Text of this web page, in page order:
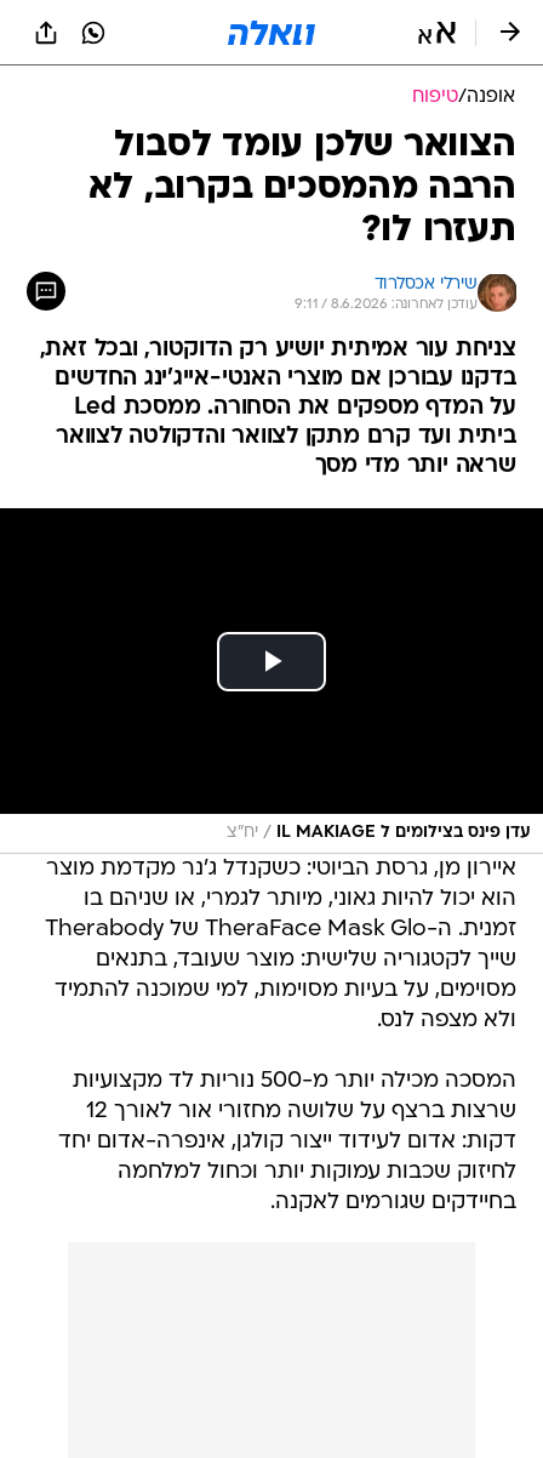
אופנה/טיפוח
הצוואר שלכן עומד לסבול
הרבה מהמסכים בקרוב, לא
תעזרו לו?
שירלי אכסלרוד
עודכן לאחרונה: 8.6.2026 / 9:11
צניחת עור אמיתית יושיע רק הדוקטור, ובכל זאת,
בדקנו עבורכן אם מוצרי האנטי-אייג'ינג החדשים
על המדף מספקים את הסחורה. ממסכת Led
ביתית ועד קרם מתקן לצוואר והדקולטה לצוואר
שראה יותר מדי מסך
עדן פינס בצילומים ל IL MAKIAGE / יח״צ
איירון מן, גרסת הביוטי: כשקנדל ג'נר מקדמת מוצר
הוא יכול להיות גאוני, מיותר לגמרי, או שניהם בו
זמנית. ה-TheraFace Mask Glo של Therabody
שייך לקטגוריה שלישית: מוצר שעובד, בתנאים
מסוימים, על בעיות מסוימות, למי שמוכנה להתמיד
ולא מצפה לנס.
המסכה מכילה יותר מ-500 נוריות לד מקצועיות
שרצות ברצף על שלושה מחזורי אור לאורך 12
דקות: אדום לעידוד ייצור קולגן, אינפרה-אדום יחד
לחיזוק שכבות עמוקות יותר וכחול למלחמה
בחיידקים שגורמים לאקנה.